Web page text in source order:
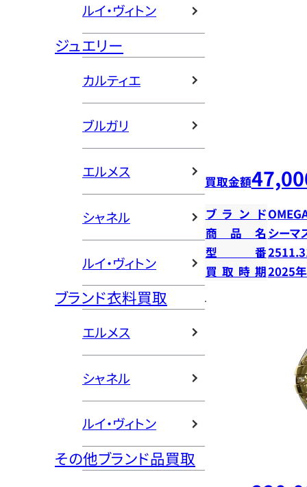
ルイ・ヴィトン
ジュエリー
カルティエ
ブルガリ
エルメス
シャネル
ルイ・ヴィトン
ブランド衣料買取
エルメス
シャネル
ルイ・ヴィトン
その他ブランド品買取
買取金額
ブランド
商品名 シーマ
型番
買取時期2025